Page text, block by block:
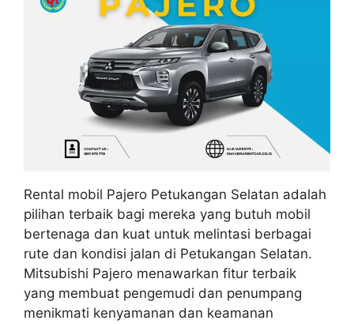
Rental mobil Pajero Petukangan Selatan adalah
pilihan terbaik bagi mereka yang butuh mobil
bertenaga dan kuat untuk melintasi berbagai
rute dan kondisi jalan di Petukangan Selatan.
Mitsubishi Pajero menawarkan fitur terbaik
yang membuat pengemudi dan penumpang
menikmati kenyamanan dan keamanan